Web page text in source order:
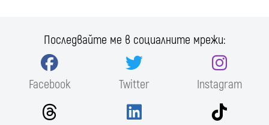
Последвайте ме в социалните мрежи:
Facebook Twitter Instagram